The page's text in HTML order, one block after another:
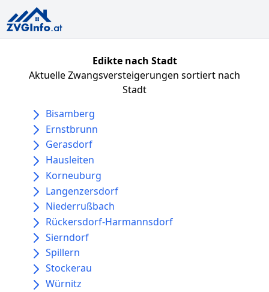
Edikte nach Stadt
Aktuelle Zwangsversteigerungen sortiert nach
Stadt
Bisamberg
Ernstbrunn
Gerasdorf
Hausleiten
Korneuburg
Langenzersdorf
Niederrußbach
Rückersdorf-Harmannsdorf
Sierndorf
Spillern
Stockerau
Würnitz